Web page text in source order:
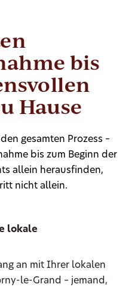
bis
Hause
gesamten Prozess –
bis zum Beginn der
allein herausfinden,
nicht allein.
lokale
an mit Ihrer lokalen
le-Grand – jemand,